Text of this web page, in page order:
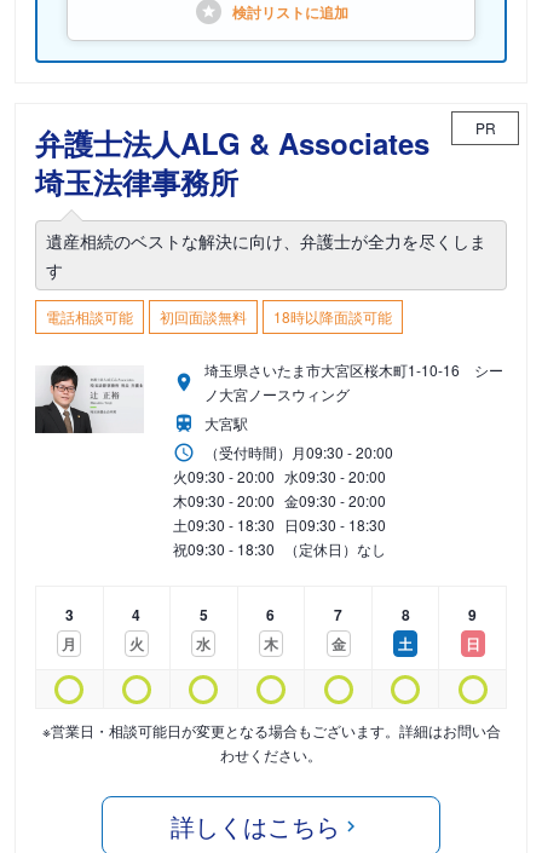
検討リストに追加
弁護士法人ALG & Associates
埼玉法律事務所
PR
遺産相続のベストな解決に向け、弁護士が全力を尽くしま
す
電話相談可能 初回面談無料 18時以降面談可能
埼玉県さいたま市大宮区桜木町1-10-16 シー
ノ大宮ノースウィング
大宮駅
（受付時間） 月09:30 - 20:00
火09:30 - 20:00 水09:30 - 20:00
木09:30 - 20:00 金09:30 - 20:00
土09:30 - 18:30 日09:30 - 18:30
祝09:30 - 18:30 （定休日）なし
3
月
4
火
5
水
6
木
7
金
8
土
9
日
※営業日・相談可能日が変更となる場合もございます。詳細はお問い合
わせください。
詳しくはこちら